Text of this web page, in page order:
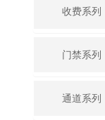
收费系列
门禁系列
通道系列